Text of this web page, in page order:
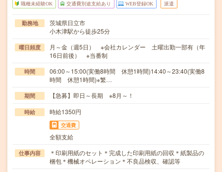
職種未経験OK 交通費別途支給あり WEB登録OK 派遣
勤務地
茨城県日立市
小木津駅から徒歩25分
曜日頻度
月～金（週5日） ※会社カレンダー 土曜出勤一部有（年
16日前後） ※当番制
時間
06:00～15:00(実働8時間 休憩1時間)14:40～23:40(実働8
時間 休憩1時間)※繁…
期間 【急募】即日～長期 ※8月～！
時給 時給1350円
交通費
全額支給
仕事内容
＊印刷用紙のセット＊完成した印刷用紙の回収＊紙製品の
梱包＊機械オペレーション＊不良品検収、確認等